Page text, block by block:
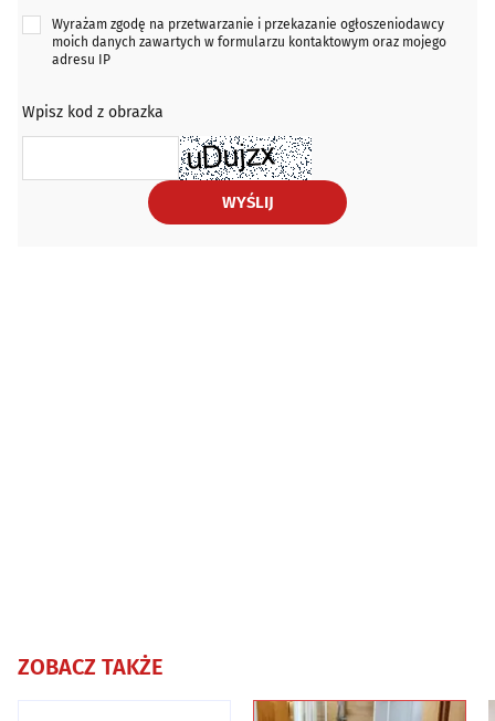
Wyrażam zgodę na przetwarzanie i przekazanie ogłoszeniodawcy
moich danych zawartych w formularzu kontaktowym oraz mojego
adresu IP
Wpisz kod z obrazka
WYŚLIJ
ZOBACZ TAKŻE